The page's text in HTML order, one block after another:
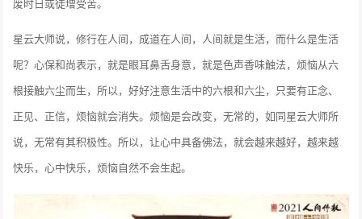
废时日或徒增受苦。
星云大师说，修行在人间，成道在人间，人间就是生活，而什么是生活
呢？心保和尚表示，就是眼耳鼻舌身意，就是色声香味触法，烦恼从六
根接触六尘而生，所以，好好注意生活中的六根和六尘，只要有正念、
正见、正信，烦恼就会消失。烦恼是会改变，无常的，如同星云大师所
说，无常有其积极性。所以，让心中具备佛法，就会越来越好，越来越
快乐，心中快乐，烦恼自然不会生起。